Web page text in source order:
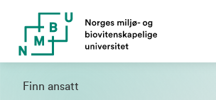
Finn ansatt